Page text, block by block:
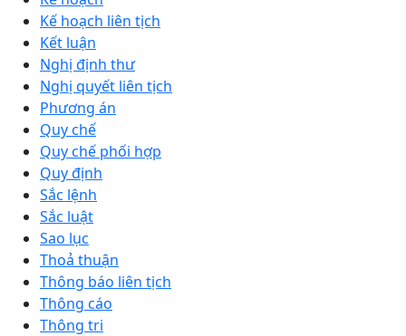
Kế hoạch liên tịch
Kết luận
Nghị định thư
Nghị quyết liên tịch
Phương án
Quy chế
Quy chế phối hợp
Quy định
Sắc lệnh
Sắc luật
Sao lục
Thoả thuận
Thông báo liên tịch
Thông cáo
Thông tri